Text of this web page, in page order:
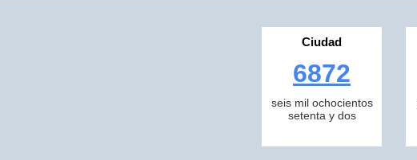
Ciudad
6872
seis mil ochocientos
setenta y dos